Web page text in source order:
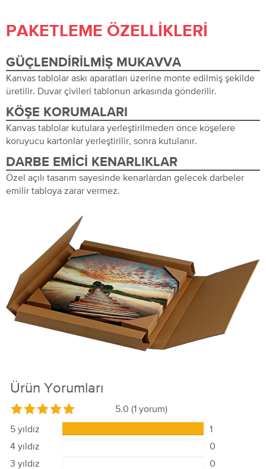
PAKETLEME ÖZELLIKLERI
GÜÇLENDIRILMIŞ MUKAVVA
Kanvas tablolar askı aparatları üzerine monte edilmiş şekilde
üretilir. Duvar çivileri tablonun arkasında gönderilir.
KÖŞE KORUMALARI
Kanvas tablolar kutulara yerleştirilmeden önce köşelere
koruyucu kartonlar yerleştirilir, sonra kutulanır.
DARBE EMICI KENARLIKLAR
Özel açılı tasarım sayesinde kenarlardan gelecek darbeler
emilir tabloya zarar vermez.
Ürün Yorumları
5.0 (1 yorum)
5 yıldız
1
4 yıldız
0
3 yıldız
0